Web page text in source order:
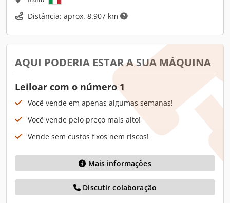
Distância: aprox. 8.907 km
AQUI PODERIA ESTAR A SUA MÁQUINA
Leiloar com o número 1
Você vende em apenas algumas semanas!
Você vende pelo preço mais alto!
Vende sem custos fixos nem riscos!
Mais informações
Discutir colaboração